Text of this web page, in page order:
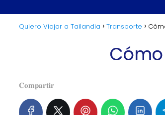
Quiero Viajar a Tailandia Transporte
𝐂𝐨𝐦𝐩𝐚𝐫𝐭𝐢𝐫